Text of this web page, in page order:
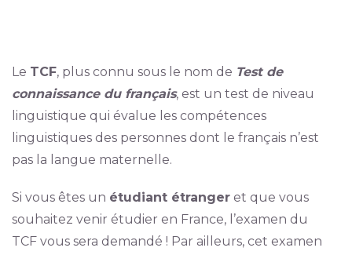
Le TCF, plus connu sous le nom de Test de
connaissance du français, est un test de niveau
linguistique qui évalue les compétences
linguistiques des personnes dont le français n’est
pas la langue maternelle.
Si vous êtes un étudiant étrangeret que vous
souhaitez venir étudier en France, l’examen du
TCF vous sera demandé ! Par ailleurs, cet examen